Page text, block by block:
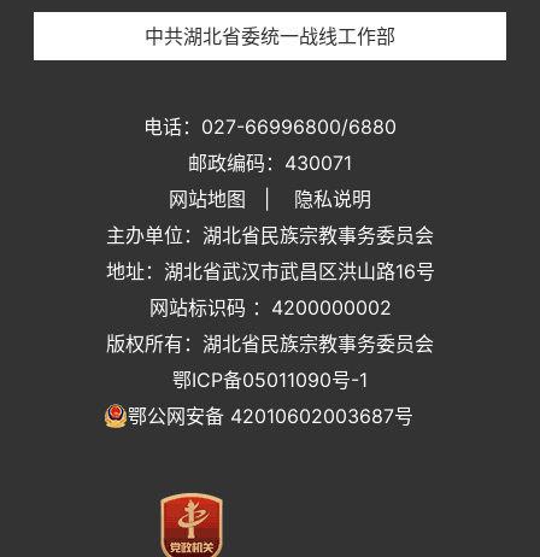
中共湖北省委统一战线工作部
电话：027-66996800/6880
邮政编码：430071
网站地图
隐私说明
主办单位：湖北省民族宗教事务委员会
地址：湖北省武汉市武昌区洪山路16号
网站标识码 ：4200000002
版权所有：湖北省民族宗教事务委员会
鄂ICP备05011090号-1
鄂公网安备 42010602003687号